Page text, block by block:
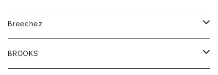
ベルト
Tシャツ
グッズ
アンダーウェアー
トップス
Breechez
シャツ
BROOKS